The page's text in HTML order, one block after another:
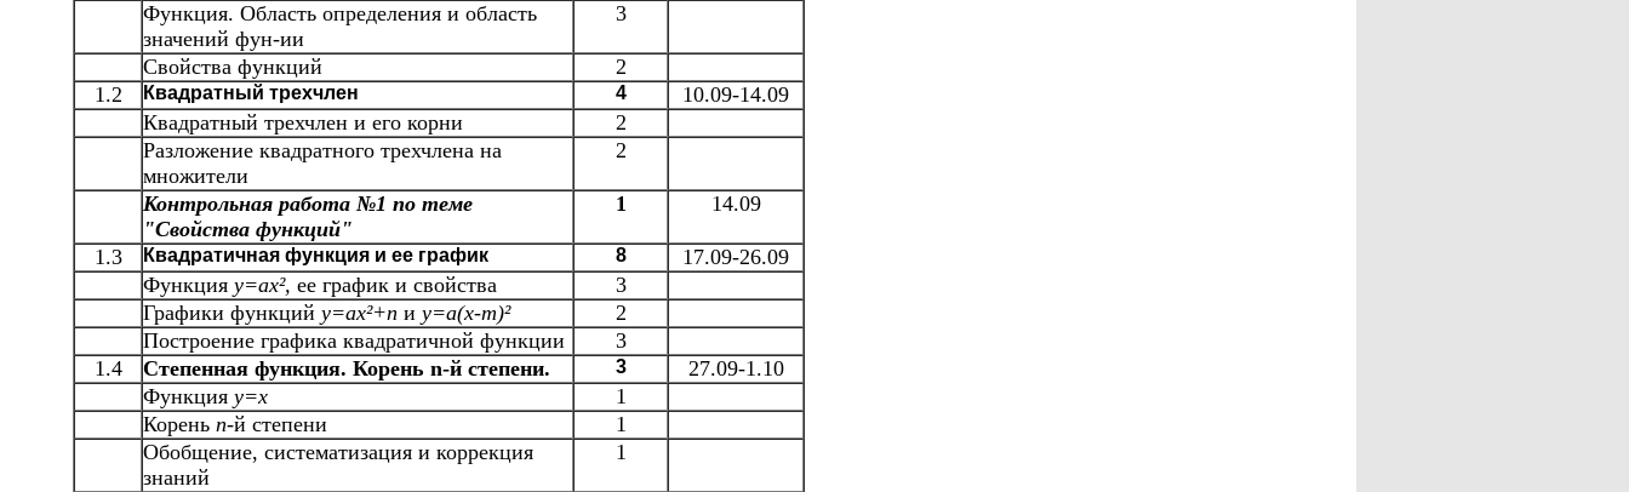
Функция. Область определения и область
значений фун-ии
3
Свойства функций
2
1.2
Квадратный трехчлен 4
10.09-14.09
Квадратный трехчлен и его корни
2
Разложение квадратного трехчлена на
множители
2
Контрольная работа №1 по теме
"Свойства функций"
1 14.09
1.3 Квадратичная функция и ее график 8
17.09-26.09
Функция у=ах², ее график и свойства
3
Графики функций у=ах²+n и у=а(х-m)²
2
Построение графика квадратичной функции
3
1.4
Степенная функция. Корень n-й степени. 3
27.09-1.10
Функция у=х
1
Корень n-й степени
1
Обобщение, систематизация и коррекция
знаний
1